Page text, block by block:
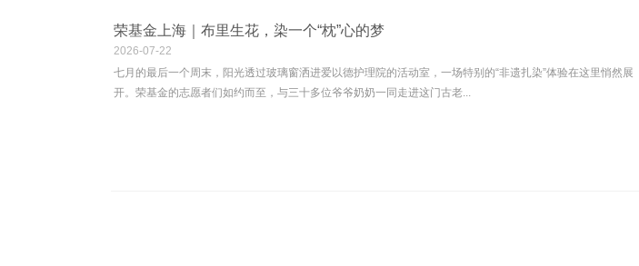
2026-07-22
荣基金上海｜布里生花，染一个“枕”心的梦
七月的最后一个周末，阳光透过玻璃窗洒进爱以德护理院的活动室，一场特别的“非遗扎染”体验在这里悄然展
开。荣基金的志愿者们如约而至，与三十多位爷爷奶奶一同走进这门古老...